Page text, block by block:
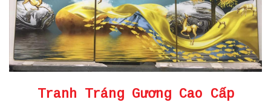
Tranh Tráng Gương Cao Cấp